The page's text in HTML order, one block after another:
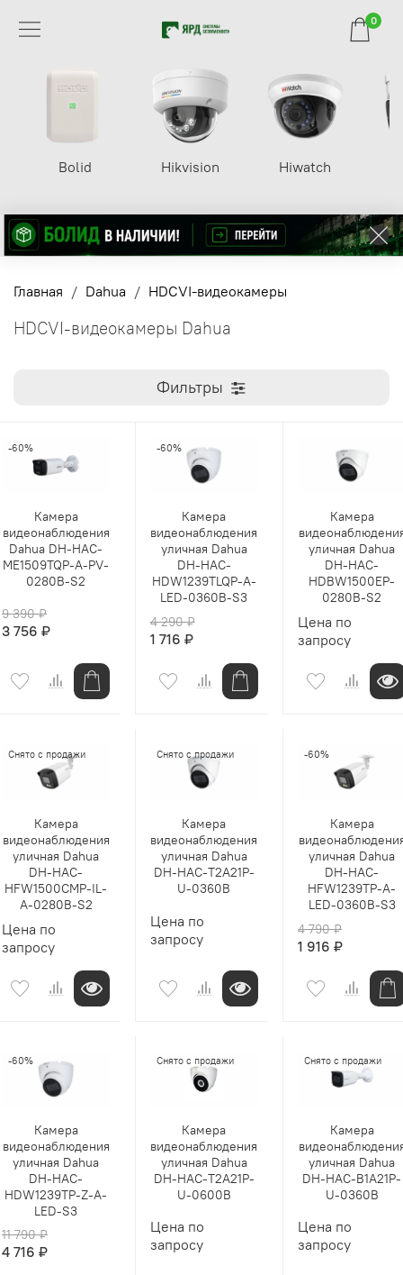
0
Bolid Hikvision Hiwatch
Главная Dahua HDCVI-видеокамеры
HDCVI-видеокамеры Dahua
Фильтры
-60%
Камера
видеонаблюдения
Dahua DH-HAC-
ME1509TQP-A-PV-
0280B-S2
9 390 ₽
3 756 ₽
-60%
Камера
видеонаблюдения
уличная Dahua
DH-HAC-
HDW1239TLQP-A-
LED-0360B-S3
4 290 ₽
1 716 ₽
Камера
уличная Dahua
DH-HAC-
HDBW1500EP-
0280B-S2
Цена по
запросу
Снято с продажи
Камера
видеонаблюдения
уличная Dahua
DH-HAC-
HFW1500CMP-IL-
A-0280B-S2
Цена по
запросу
Снято с продажи
Камера
видеонаблюдения
уличная Dahua
DH-HAC-T2A21P-
U-0360B
Цена по
запросу
-60%
Камера
уличная Dahua
DH-HAC-
HFW1239TP-A-
LED-0360B-S3
4 790 ₽
1 916 ₽
-60%
Камера
видеонаблюдения
уличная Dahua
DH-HAC-
HDW1239TP-Z-A-
LED-S3
11 790 ₽
4 716 ₽
Снято с продажи
Камера
видеонаблюдения
уличная Dahua
DH-HAC-T2A21P-
U-0600B
Цена по
запросу
Снято с продажи
Камера
уличная Dahua
DH-HAC-B1A21P-
U-0360B
Цена по
запросу